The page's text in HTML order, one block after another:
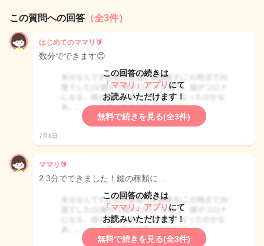
この質問への回答 （全3件）
はじめてのママリ🔰
数分でできます😊
この回答の続きは
「ママリ」アプリ にて
お読みいただけます！
無料で続きを見る(全3件)
7月8日
ママリ🔰
2.3分でできました！鍵の種類に…
この回答の続きは
「ママリ」アプリ にて
お読みいただけます！
無料で続きを見る(全3件)